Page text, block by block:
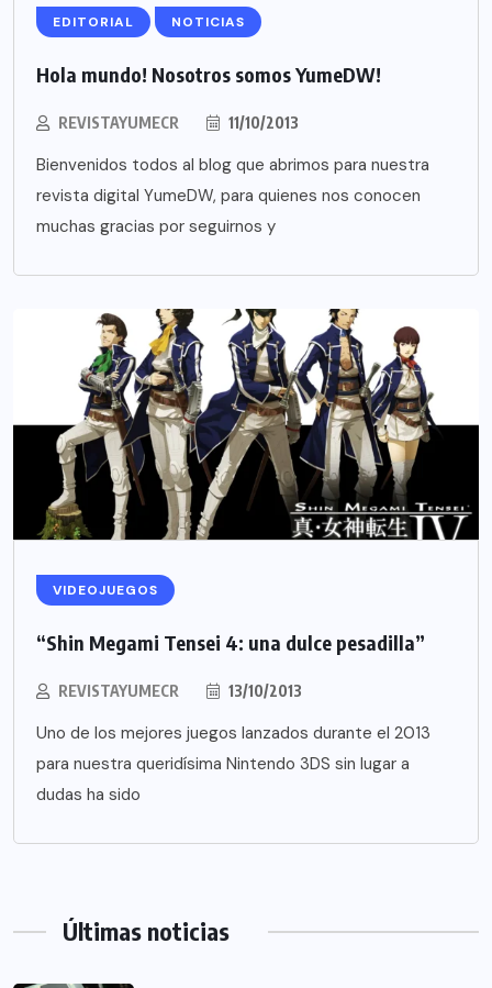
EDITORIAL NOTICIAS
Hola mundo! Nosotros somos YumeDW!
REVISTAYUMECR 11/10/2013
Bienvenidos todos al blog que abrimos para nuestra
revista digital YumeDW, para quienes nos conocen
muchas gracias por seguirnos y
VIDEOJUEGOS
“Shin Megami Tensei 4: una dulce pesadilla”
REVISTAYUMECR 13/10/2013
Uno de los mejores juegos lanzados durante el 2013
para nuestra queridísima Nintendo 3DS sin lugar a
dudas ha sido
Últimas noticias